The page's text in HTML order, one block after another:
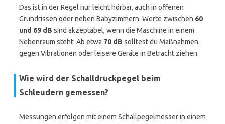
Das ist in der Regel nur leicht hörbar, auch in offenen
Grundrissen oder neben Babyzimmern. Werte zwischen 60
und 69 dB sind akzeptabel, wenn die Maschine in einem
Nebenraum steht. Ab etwa 70 dB solltest du Maßnahmen
gegen Vibrationen oder leisere Geräte in Betracht ziehen.
Wie wird der Schalldruckpegel beim
Schleudern gemessen?
Messungen erfolgen mit einem Schallpegelmesser in einem